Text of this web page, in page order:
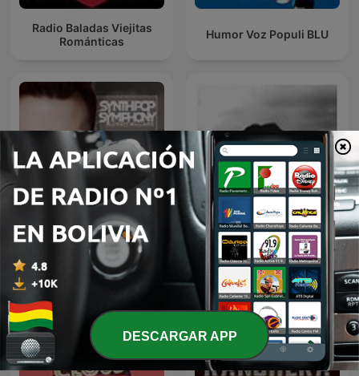
Radio Baladas Viejitas
Románticas
Humor Voz Populi BLU
Matt Williams Synthpop
Symphony
jungkook covers
DESCARGAR APP